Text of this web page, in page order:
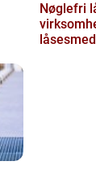
Nøglefri